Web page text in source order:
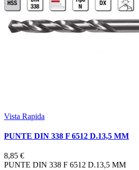
Vista Rapida
PUNTE DIN 338 F 6512 D.13,5 MM
8,85 €
PUNTE DIN 338 F 6512 D.13,5 MM